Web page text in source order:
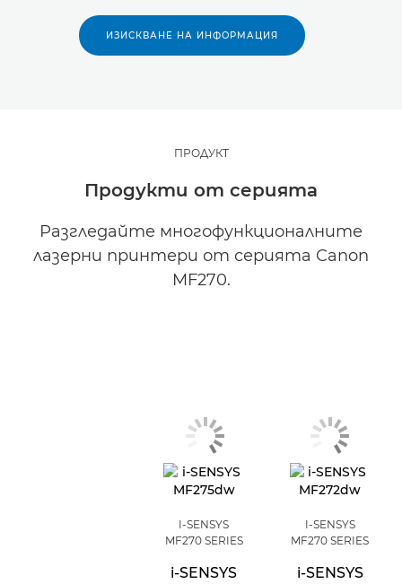
ИЗИСКВАНЕ НА ИНФОРМАЦИЯ
ПРОДУКТ
Продукти от серията
Разгледайте многофункционалните
лазерни принтери от серията Canon
MF270.
I-SENSYS
MF270 SERIES
i-SENSYS
I-SENSYS
MF270 SERIES
i-SENSYS